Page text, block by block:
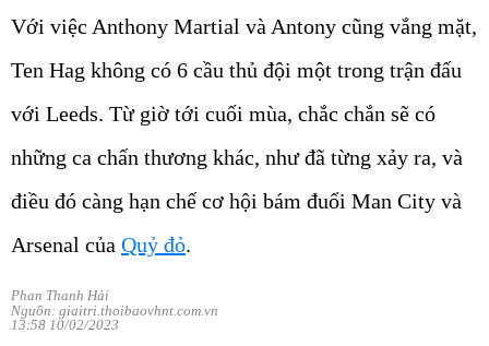
Với việc Anthony Martial và Antony cũng vắng mặt,
Ten Hag không có 6 cầu thủ đội một trong trận đấu
với Leeds. Từ giờ tới cuối mùa, chắc chắn sẽ có
những ca chấn thương khác, như đã từng xảy ra, và
điều đó càng hạn chế cơ hội bám đuổi Man City và
Arsenal của Quỷ đỏ.
Phan Thanh Hải
Nguồn: giaitri.thoibaovhnt.com.vn
13:58 10/02/2023